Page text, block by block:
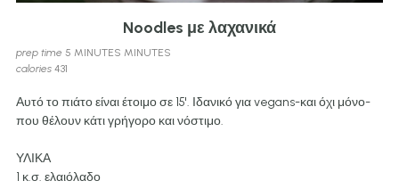
Noodles με λαχανικά
prep time 5 MINUTES MINUTES
c
o
k
m
e
t
t
a
m
s
r
v
g
calories 431
Αυτό το πιάτο είναι έτοιμο σε 15'. Ιδανικό για vegans-και όχι μόνο-
που θέλουν κάτι γρήγορο και νόστιμο.
ΥΛΙΚΑ
1 κ.σ. ελαιόλαδο